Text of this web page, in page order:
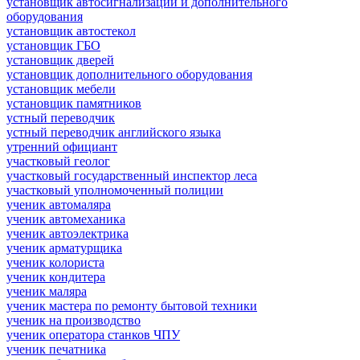
оборудования
установщик автостекол
установщик ГБО
установщик дверей
установщик дополнительного оборудования
установщик мебели
установщик памятников
устный переводчик
устный переводчик английского языка
утренний официант
участковый геолог
участковый государственный инспектор леса
участковый уполномоченный полиции
ученик автомаляра
ученик автомеханика
ученик автоэлектрика
ученик арматурщика
ученик колориста
ученик кондитера
ученик маляра
ученик мастера по ремонту бытовой техники
ученик на производство
ученик оператора станков ЧПУ
ученик печатника